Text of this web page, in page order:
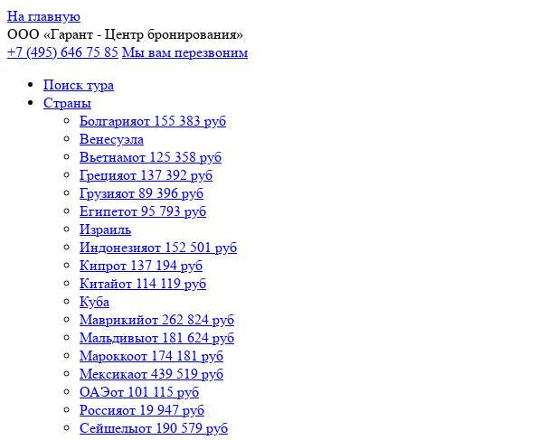
На главную
ООО «Гарант - Центр бронирования»
+7 (495) 646 75 85 Мы вам перезвоним
Поиск тура
Cтраны
Болгарияот 155 383 руб
Венесуэла
Вьетнамот 125 358 руб
Грецияот 137 392 руб
Грузияот 89 396 руб
Египетот 95 793 руб
Израиль
Индонезияот 152 501 руб
Кипрот 137 194 руб
Китайот 114 119 руб
Куба
Маврикийот 262 824 руб
Мальдивыот 181 624 руб
Мароккоот 174 181 руб
Мексикаот 439 519 руб
ОАЭот 101 115 руб
Россияот 19 947 руб
Сейшелыот 190 579 руб